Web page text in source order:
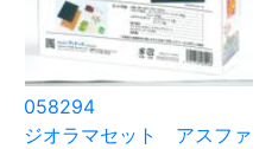
058294
ジオラマセット アスファ